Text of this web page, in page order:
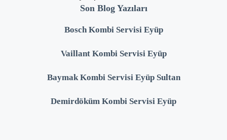
Son Blog Yazıları
Bosch Kombi Servisi Eyüp
Vaillant Kombi Servisi Eyüp
Baymak Kombi Servisi Eyüp Sultan
Demirdöküm Kombi Servisi Eyüp